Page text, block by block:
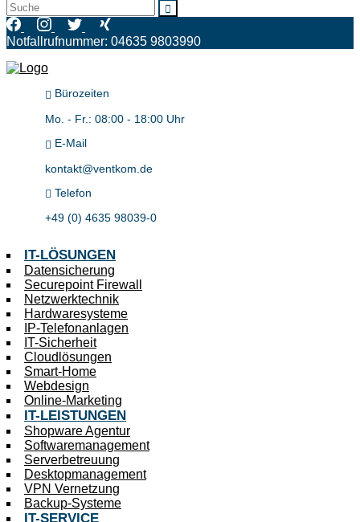
Notfallrufnummer: 04635 9803990
Bürozeiten
Mo. - Fr.: 08:00 - 18:00 Uhr
E-Mail
kontakt@ventkom.de
Telefon
+49 (0) 4635 98039-0
IT-LÖSUNGEN
Datensicherung
Securepoint Firewall
Netzwerktechnik
Hardwaresysteme
IP-Telefonanlagen
IT-Sicherheit
Cloudlösungen
Smart-Home
Webdesign
Online-Marketing
IT-LEISTUNGEN
Shopware Agentur
Softwaremanagement
Serverbetreuung
Desktopmanagement
VPN Vernetzung
Backup-Systeme
IT-SERVICE